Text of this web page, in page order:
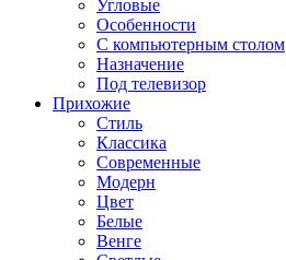
Угловые
Особенности
С компьютерным столом
Назначение
Под телевизор
Прихожие
Стиль
Классика
Современные
Модерн
Цвет
Белые
Венге